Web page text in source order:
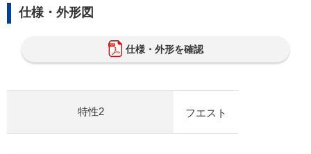
仕様・外形図
仕様・外形を確認
特性2 フエスト